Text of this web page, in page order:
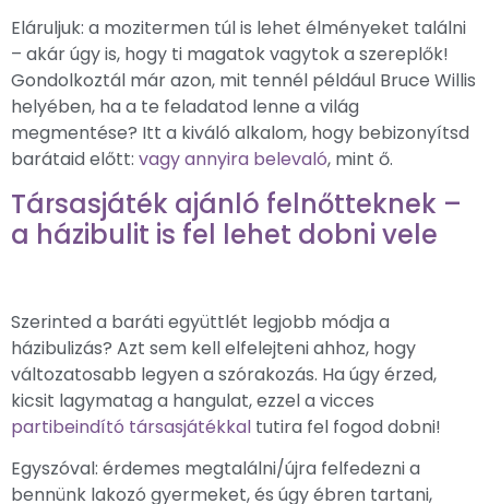
Eláruljuk: a mozitermen túl is lehet élményeket találni
– akár úgy is, hogy ti magatok vagytok a szereplők!
Gondolkoztál már azon, mit tennél például Bruce Willis
helyében, ha a te feladatod lenne a világ
megmentése? Itt a kiváló alkalom, hogy bebizonyítsd
barátaid előtt: vagy annyira belevaló, mint ő.
Társasjáték ajánló felnőtteknek –
a házibulit is fel lehet dobni vele
Szerinted a baráti együttlét legjobb módja a
házibulizás? Azt sem kell elfelejteni ahhoz, hogy
változatosabb legyen a szórakozás. Ha úgy érzed,
kicsit lagymatag a hangulat, ezzel a vicces
partibeindító társasjátékkal tutira fel fogod dobni!
Egyszóval: érdemes megtalálni/újra felfedezni a
bennünk lakozó gyermeket, és úgy ébren tartani,